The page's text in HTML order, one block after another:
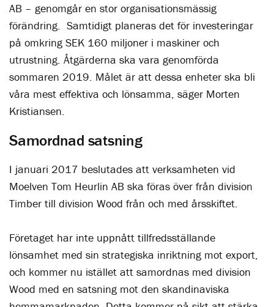
AB – genomgår en stor organisationsmässig
förändring. Samtidigt planeras det för investeringar
på omkring SEK 160 miljoner i maskiner och
utrustning. Åtgärderna ska vara genomförda
sommaren 2019. Målet är att dessa enheter ska bli
våra mest effektiva och lönsamma, säger Morten
Kristiansen.
Samordnad satsning
I januari 2017 beslutades att verksamheten vid
Moelven Tom Heurlin AB ska föras över från division
Timber till division Wood från och med årsskiftet.
Företaget har inte uppnått tillfredsställande
lönsamhet med sin strategiska inriktning mot export,
och kommer nu istället att samordnas med division
Wood med en satsning mot den skandinaviska